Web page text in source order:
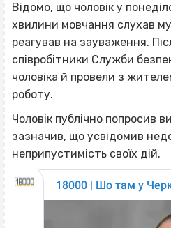
Відомо, що чоловік у
хвилини мовчання слухав
реагував на зауваження.
співробітники Служби
чоловіка й провели з
роботу.
Чоловік публічно попросив
зазначив, що усвідомив
неприпустимість своїх дій.